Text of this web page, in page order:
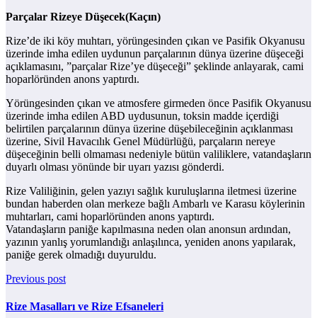
Parçalar Rizeye Düşecek(Kaçın)
Rize’de iki köy muhtarı, yörüngesinden çıkan ve Pasifik Okyanusu
üzerinde imha edilen uydunun parçalarının dünya üzerine düşeceği
açıklamasını, ”parçalar Rize’ye düşeceği” şeklinde anlayarak, cami
hoparlöründen anons yaptırdı.
Yörüngesinden çıkan ve atmosfere girmeden önce Pasifik Okyanusu
üzerinde imha edilen ABD uydusunun, toksin madde içerdiği
belirtilen parçalarının dünya üzerine düşebileceğinin açıklanması
üzerine, Sivil Havacılık Genel Müdürlüğü, parçaların nereye
düşeceğinin belli olmaması nedeniyle bütün valiliklere, vatandaşların
duyarlı olması yönünde bir uyarı yazısı gönderdi.
Rize Valiliğinin, gelen yazıyı sağlık kuruluşlarına iletmesi üzerine
bundan haberden olan merkeze bağlı Ambarlı ve Karasu köylerinin
muhtarları, cami hoparlöründen anons yaptırdı.
Vatandaşların paniğe kapılmasına neden olan anonsun ardından,
yazının yanlış yorumlandığı anlaşılınca, yeniden anons yapılarak,
paniğe gerek olmadığı duyuruldu.
Previous post
Rize Masalları ve Rize Efsaneleri